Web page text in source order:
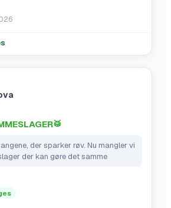
der sparker røv. Nu mangler vi
der kan gøre det samme